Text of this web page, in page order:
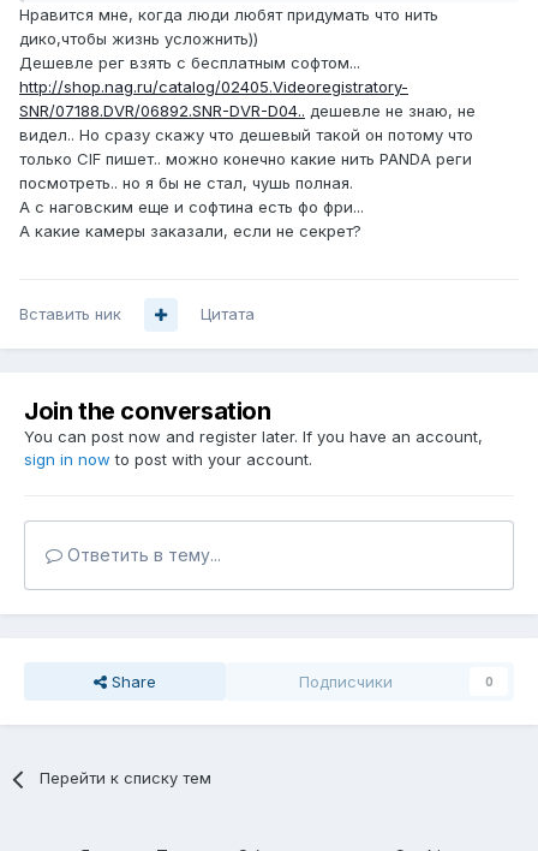
Нравится мне, когда люди любят придумать что нить
дико,чтобы жизнь усложнить))
Дешевле рег взять с бесплатным софтом...
http://shop.nag.ru/catalog/02405.Videoregistratory-
SNR/07188.DVR/06892.SNR-DVR-D04.. дешевле не знаю, не
видел.. Но сразу скажу что дешевый такой он потому что
только CIF пишет.. можно конечно какие нить PANDA реги
посмотреть.. но я бы не стал, чушь полная.
А с наговским еще и софтина есть фо фри...
А какие камеры заказали, если не секрет?
Вставить ник Цитата
Join the conversation
You can post now and register later. If you have an account,
sign in now to post with your account.
Ответить в тему...
Share Подписчики 0
Перейти к списку тем